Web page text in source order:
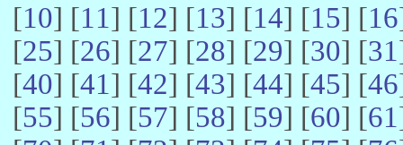
[10] [11] [12] [13] [14] [15] [16
[25] [26] [27] [28] [29] [30] [31
[40] [41] [42] [43] [44] [45] [46
[55] [56] [57] [58] [59] [60] [61